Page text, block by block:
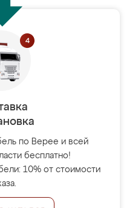
по Верее и всей
бесплатно!
10% от стоимости